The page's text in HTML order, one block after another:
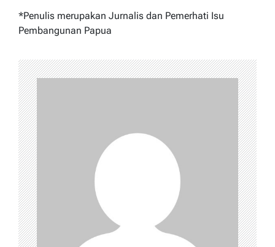
*Penulis merupakan Jurnalis dan Pemerhati Isu
Pembangunan Papua